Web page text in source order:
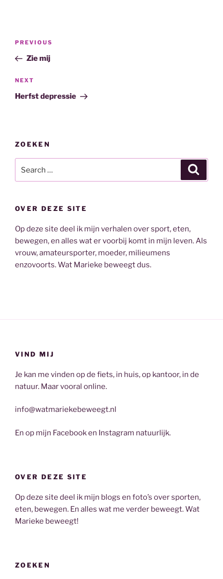
Post
Previous
Post
PREVIOUS
Zie mij
Next
Post
NEXT
Herfst depressie
ZOEKEN
OVER DEZE SITE
Op deze site deel ik mijn verhalen over sport, eten,
bewegen, en alles wat er voorbij komt in mijn leven. Als
vrouw, amateursporter, moeder, milieumens
enzovoorts. Wat Marieke beweegt dus.
VIND MIJ
Je kan me vinden op de fiets, in huis, op kantoor, in de
natuur. Maar vooral online.
info@watmariekebeweegt.nl
En op mijn Facebook en Instagram natuurlijk.
OVER DEZE SITE
Op deze site deel ik mijn blogs en foto’s over sporten,
eten, bewegen. En alles wat me verder beweegt. Wat
Marieke beweegt!
ZOEKEN